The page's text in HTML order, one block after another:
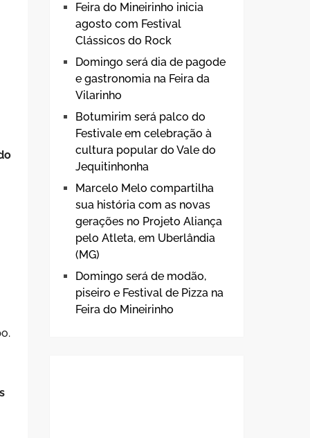
Feira do Mineirinho inicia
agosto com Festival
Clássicos do Rock
Domingo será dia de pagode
e gastronomia na Feira da
Vilarinho
Botumirim será palco do
Festivale em celebração à
cultura popular do Vale do
Jequitinhonha
Marcelo Melo compartilha
sua história com as novas
gerações no Projeto Aliança
pelo Atleta, em Uberlândia
(MG)
Domingo será de modão,
piseiro e Festival de Pizza na
Feira do Mineirinho